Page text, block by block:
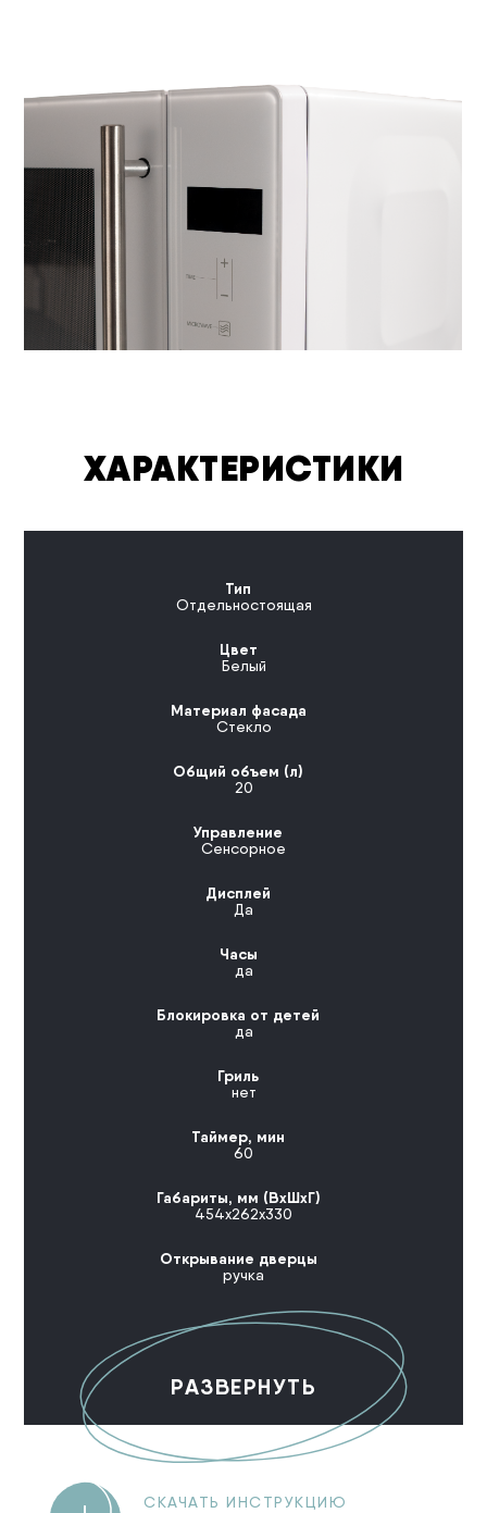
ХАРАКТЕРИСТИКИ
Тип
Отдельностоящая
Цвет
Белый
Материал фасада
Стекло
Общий объем (л)
20
Управление
Сенсорное
Дисплей
Да
Часы
да
Блокировка от детей
да
Гриль
нет
Таймер, мин
60
Габариты, мм (ВхШхГ)
454х262х330
Открывание дверцы
ручка
РАЗВЕРНУТЬ
СКАЧАТЬ ИНСТРУКЦИЮ